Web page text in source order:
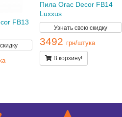
FB13
Пила Orac Decor FB14
Luxxus
Узнать свою скидку
3492 грн/штука
В корзину!